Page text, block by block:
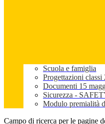
Scuola e famiglia
Progettazioni classi
Documenti 15
Sicurezza -
Modulo premialità
Campo di ricerca per le pagine